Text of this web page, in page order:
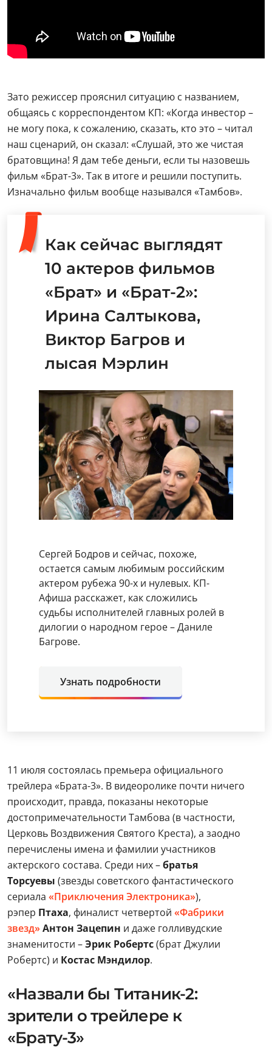
Зато режиссер прояснил ситуацию с названием,
общаясь с корреспондентом КП: «Когда инвестор –
не могу пока, к сожалению, сказать, кто это – читал
наш сценарий, он сказал: «Слушай, это же чистая
братовщина! Я дам тебе деньги, если ты назовешь
фильм «Брат-3». Так в итоге и решили поступить.
Изначально фильм вообще назывался «Тамбов».
Как сейчас выглядят
10 актеров фильмов
«Брат» и «Брат-2»:
Ирина Салтыкова,
Виктор Багров и
лысая Мэрлин
Сергей Бодров и сейчас, похоже,
остается самым любимым российским
актером рубежа 90-х и нулевых. КП-
Афиша расскажет, как сложились
судьбы исполнителей главных ролей в
дилогии о народном герое – Даниле
Багрове.
Узнать подробности
11 июля состоялась премьера официального
трейлера «Брата-3». В видеоролике почти ничего
происходит, правда, показаны некоторые
достопримечательности Тамбова (в частности,
Церковь Воздвижения Святого Креста), а заодно
перечислены имена и фамилии участников
актерского состава. Среди них –братья
Торсуевы (звезды советского фантастического
сериала «Приключения Электроника»),
рэпер Птаха, финалист четвертой «Фабрики
звезд»Антон Зацепин и даже голливудские
знаменитости –Эрик Робертс(брат Джулии
Робертс) и Костас Мэндилор.
«Назвали бы Титаник-2:
зрители о трейлере к
«Брату-3»